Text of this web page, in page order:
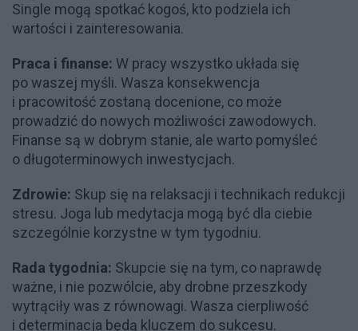
Single mogą spotkać kogoś, kto podziela ich
wartości i zainteresowania.
Praca i finanse: W pracy wszystko układa się
po waszej myśli. Wasza konsekwencja
i pracowitość zostaną docenione, co może
prowadzić do nowych możliwości zawodowych.
Finanse są w dobrym stanie, ale warto pomyśleć
o długoterminowych inwestycjach.
Zdrowie: Skup się na relaksacji i technikach redukcji
stresu. Joga lub medytacja mogą być dla ciebie
szczególnie korzystne w tym tygodniu.
Rada tygodnia: Skupcie się na tym, co naprawdę
ważne, i nie pozwólcie, aby drobne przeszkody
wytrąciły was z równowagi. Wasza cierpliwość
i determinacja będą kluczem do sukcesu.